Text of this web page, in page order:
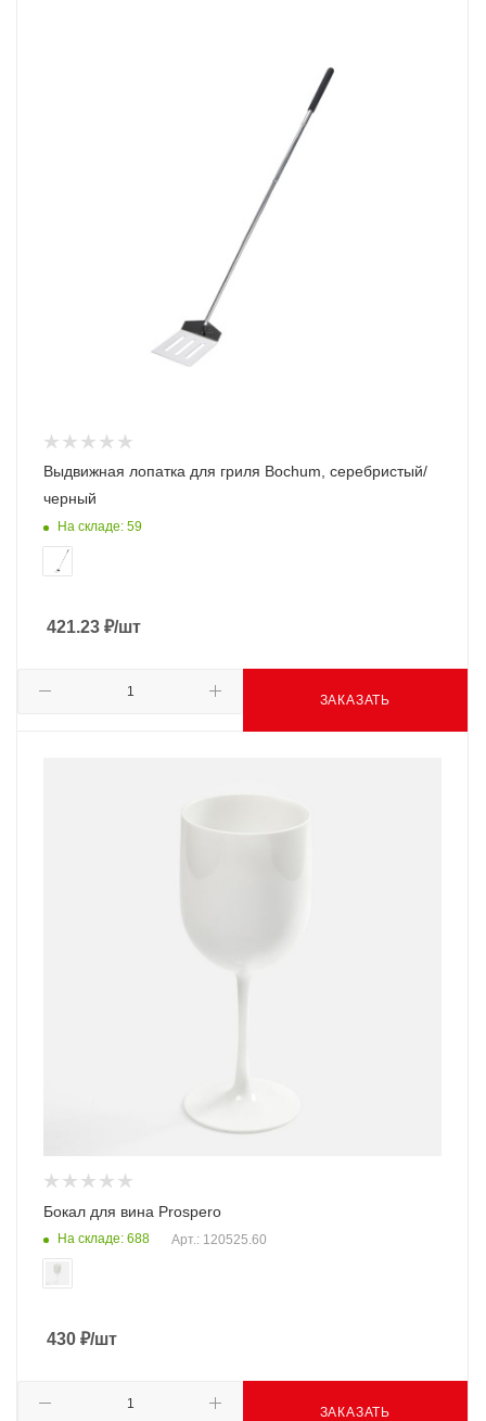
Выдвижная лопатка для гриля Bochum, серебристый/
черный
На складе: 59
421.23 ₽/шт
ЗАКАЗАТЬ
Бокал для вина Prospero
На складе: 688 Арт.: 120525.60
430 ₽/шт
ЗАКАЗАТЬ